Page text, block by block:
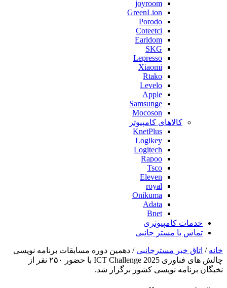
joyroom
GreenLion
Porodo
Coteetci
Earldom
SKG
Lepresso
Xiaomi
Rtako
Levelo
Apple
Samsunge
Mocoson
کالاهای کامپیوتر
KnetPlus
Logikey
Logitech
Rapoo
Tsco
Eleven
royal
Onikuma
Adata
Bnet
خدمات کامپیوتری
تماس با مستر جانبی
خانه / اتاق خبر مسترجانبی / دهمین دوره مسابقات برنامه نویسی
چالش های فناوری ICT Challenge 2025 با حضور ۲۵۰ نفر از
نخبگان برنامه نویسی کشور برگزار شد.